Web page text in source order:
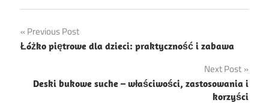
Nawigacja
wpisu
Previous Post
Łóżko piętrowe dla dzieci: praktyczność i zabawa
Next Post
Deski bukowe suche – właściwości, zastosowania i
korzyści